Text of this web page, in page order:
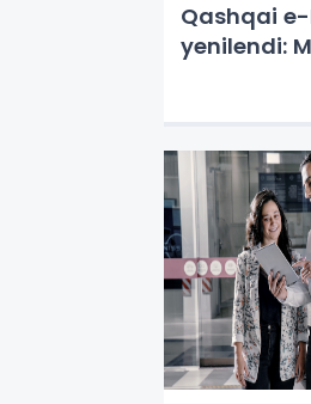
Qashqai e-
yenilendi: